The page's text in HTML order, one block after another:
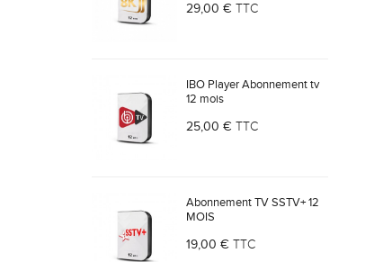
29,00 € TTC
IBO Player Abonnement tv
12 mois
25,00 € TTC
Abonnement TV SSTV+ 12
MOIS
19,00 € TTC